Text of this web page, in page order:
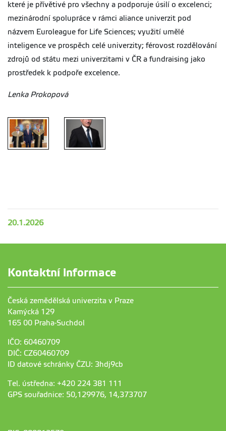
které je přívětivé pro všechny a podporuje úsilí o excelenci;
mezinárodní spolupráce v rámci aliance univerzit pod
názvem Euroleague for Life Sciences; využití umělé
inteligence ve prospěch celé univerzity; férovost rozdělování
zdrojů od státu mezi univerzitami v ČR a fundraising jako
prostředek k podpoře excelence.
Lenka Prokopová
20.1.2026
Kontaktní informace
Česká zemědělská univerzita v Praze
Kamýcká 129
165 00 Praha-Suchdol
IČO: 60460709
DIČ: CZ60460709
ID datové schránky ČZU: 3hdj9cb
Tel. ústředna: +420 224 381 111
GPS souřadnice: 50,129976, 14,373707